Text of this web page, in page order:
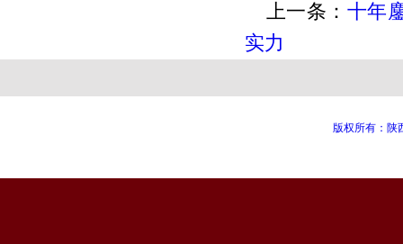
上一条： 十年
实力
版权所有：陕